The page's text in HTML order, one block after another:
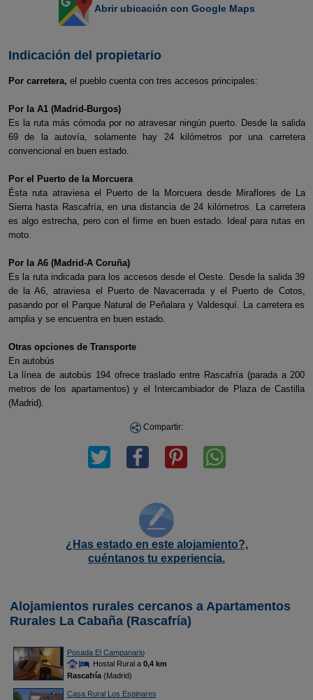
Abrir ubicación con Google Maps
Indicación del propietario
Por carretera, el pueblo cuenta con tres accesos principales:
Por la A1 (Madrid-Burgos)
Es la ruta más cómoda por no atravesar ningún puerto. Desde la salida
69 de la autovía, solamente hay 24 kilómetros por una carretera
convencional en buen estado.
Por el Puerto de la Morcuera
Ésta ruta atraviesa el Puerto de la Morcuera desde Miraflores de La
Sierra hasta Rascafría, en una distancia de 24 kilómetros. La carretera
es algo estrecha, pero con el firme en buen estado. Ideal para rutas en
moto.
Por la A6 (Madrid-A Coruña)
Es la ruta indicada para los accesos desde el Oeste. Desde la salida 39
de la A6, atraviesa el Puerto de Navacerrada y el Puerto de Cotos,
pasando por el Parque Natural de Peñalara y Valdesquí. La carretera es
amplia y se encuentra en buen estado.
Otras opciones de Transporte
En autobús
La línea de autobús 194 ofrece traslado entre Rascafría (parada a 200
metros de los apartamentos) y el Intercambiador de Plaza de Castilla
(Madrid).
Compartir:
¿Has estado en este alojamiento?,
cuéntanos tu experiencia.
Alojamientos rurales cercanos a Apartamentos
Rurales La Cabaña (Rascafría)
Posada El Campanario
Hostal Rural a 0,4 km
Rascafría(Madrid)
Casa Rural Los Espinares